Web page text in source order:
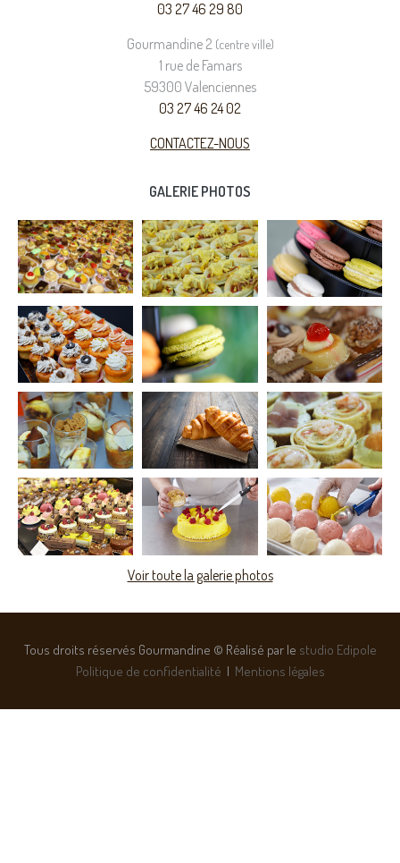
03 27 46 29 80
Gourmandine 2 (centre ville)
1 rue de Famars
59300 Valenciennes
03 27 46 24 02
CONTACTEZ-NOUS
GALERIE PHOTOS
Voir toute la galerie photos
Tous droits réservés Gourmandine © Réalisé par le studio Edipole
Politique de confidentialité | Mentions légales